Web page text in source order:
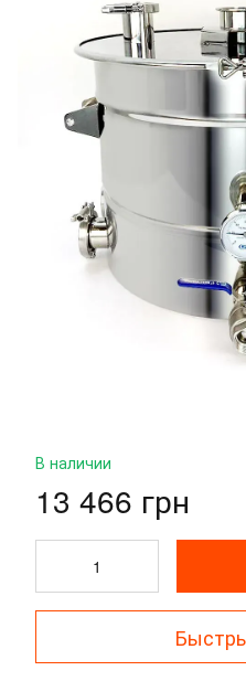
В наличии
13 466 грн